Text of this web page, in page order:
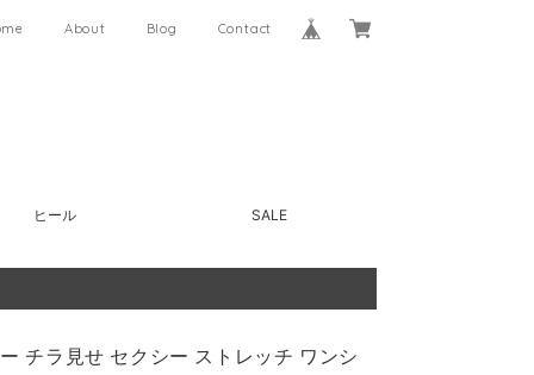
About Blog Contact
ヒール SALE
チラ見せ セクシー ストレッチ ワンシ